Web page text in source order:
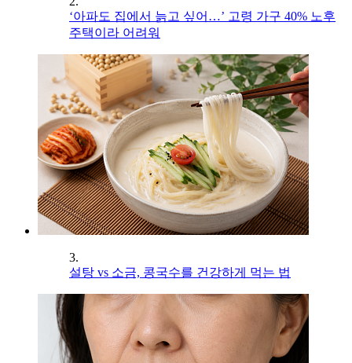
‘아파도 집에서 늙고 싶어…’ 고령 가구 40% 노후
주택이라 어려워
3.
설탕 vs 소금, 콩국수를 건강하게 먹는 법